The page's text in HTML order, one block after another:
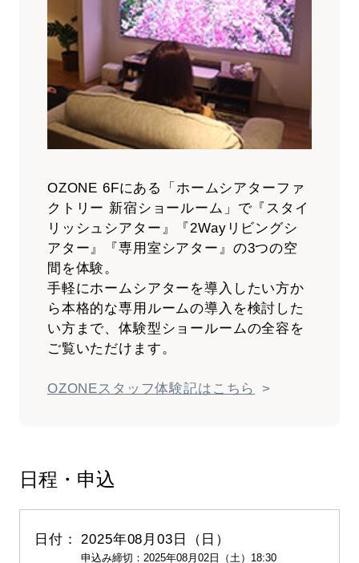
OZONE 6Fにある「ホームシアターファ
クトリー 新宿ショールーム」で『スタイ
リッシュシアター』『2Wayリビングシ
アター』『専用室シアター』の3つの空
間を体験。
手軽にホームシアターを導入したい方か
ら本格的な専用ルームの導入を検討した
い方まで、体験型ショールームの全容を
ご覧いただけます。
OZONEスタッフ体験記はこちら
日程・申込
2025年08月03日（日）
申込み締切：2025年08月02日（土）18:30